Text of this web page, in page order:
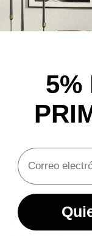
proceso
definición hasta
calidad de
incluido?
llegar mi pedido?
5%